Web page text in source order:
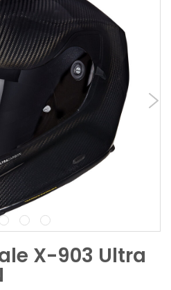
X-903 Ultra